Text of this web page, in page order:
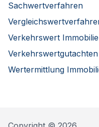
Sachwertverfahren
Verkehrswert Immobilie
Verkehrswertgutachten
Wertermittlung